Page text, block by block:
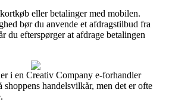
eller betalinger med mobilen.
bør du anvende et afdragstilbud fra
du efterspørger at afdrage betalingen
i en Creativ Company e-forhandler
shoppens handelsvilkår, men det er ofte